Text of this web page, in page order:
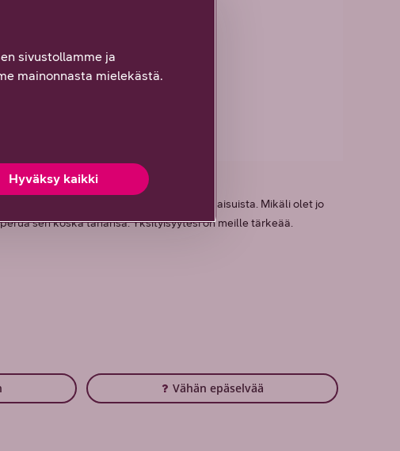
yrityksille tarjoamista eduista ja ratkaisuista. Mikäli olet jo
sen koska tahansa. Yksityisyytesi on meille tärkeää.
Vähän epäselvää
sivustollamme ja
mainonnasta mielekästä.
Hyväksy kaikki